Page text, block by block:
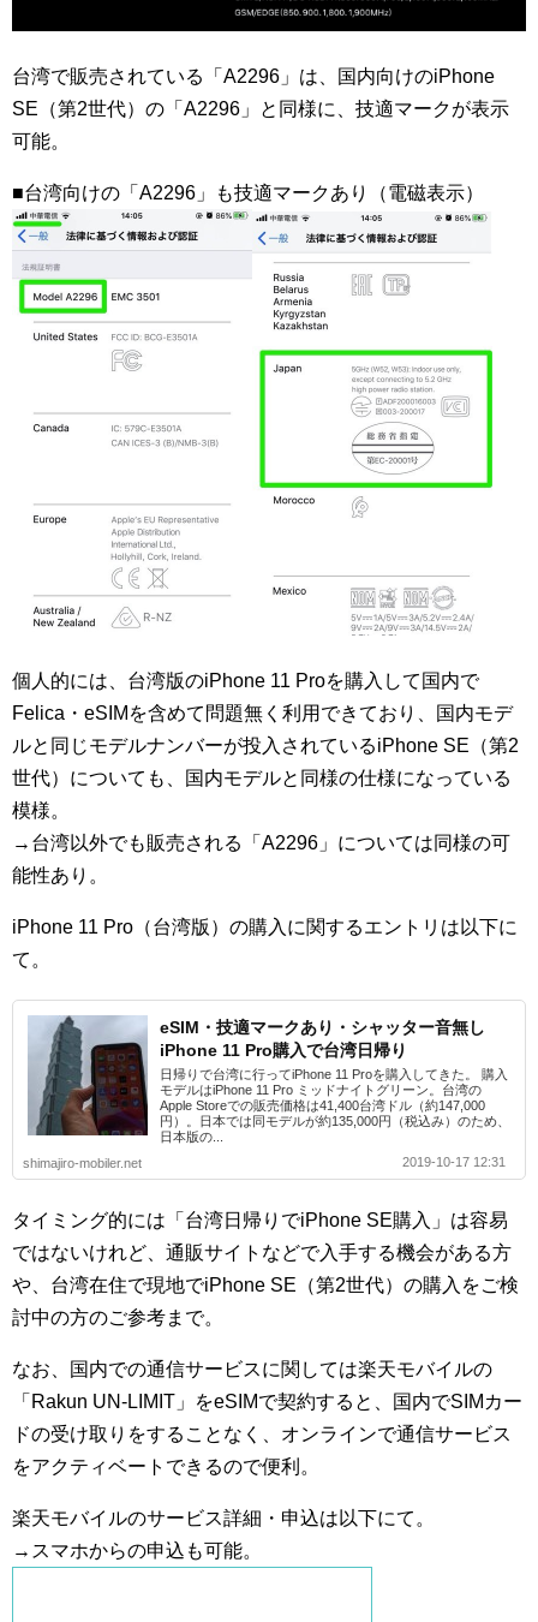
台湾で販売されている「A2296」は、国内向けのiPhone
SE（第2世代）の「A2296」と同様に、技適マークが表示
可能。
■台湾向けの「A2296」も技適マークあり（電磁表示）
個人的には、台湾版のiPhone 11 Proを購入して国内で
Felica・eSIMを含めて問題無く利用できており、国内モデ
ルと同じモデルナンバーが投入されているiPhone SE（第2
世代）についても、国内モデルと同様の仕様になっている
模様。
→台湾以外でも販売される「A2296」については同様の可
能性あり。
iPhone 11 Pro（台湾版）の購入に関するエントリは以下に
て。
eSIM・技適マークあり・シャッター音無し
iPhone 11 Pro購入で台湾日帰り
日帰りで台湾に行ってiPhone 11 Proを購入してきた。 購入
モデルはiPhone 11 Pro ミッドナイトグリーン。台湾の
Apple Storeでの販売価格は41,400台湾ドル（約147,000
円）。日本では同モデルが約135,000円（税込み）のため、
日本版の...
shimajiro-mobiler.net
2019-10-17 12:31
タイミング的には「台湾日帰りでiPhone SE購入」は容易
ではないけれど、通販サイトなどで入手する機会がある方
や、台湾在住で現地でiPhone SE（第2世代）の購入をご検
討中の方のご参考まで。
なお、国内での通信サービスに関しては楽天モバイルの
「Rakun UN-LIMIT」をeSIMで契約すると、国内でSIMカー
ドの受け取りをすることなく、オンラインで通信サービス
をアクティベートできるので便利。
楽天モバイルのサービス詳細・申込は以下にて。
→スマホからの申込も可能。